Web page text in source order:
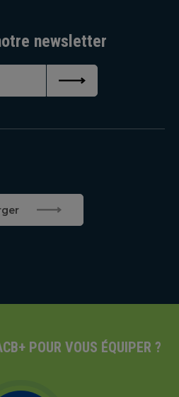
newsletter
POUR VOUS ÉQUIPER ?